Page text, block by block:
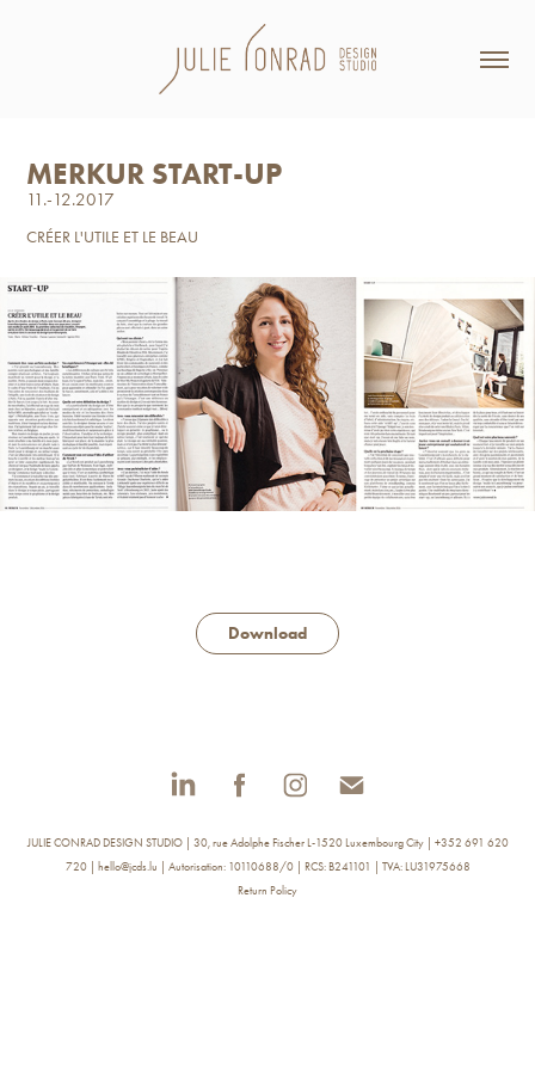
MERKUR START-UP
11.-12.2017
CRÉER L'UTILE ET LE BEAU
Download
JULIE CONRAD DESIGN STUDIO | 30, rue Adolphe Fischer L-1520 Luxembourg City | +352 691 620
720 | hello@jcds.lu | Autorisation: 10110688/0 | RCS: B241101 | TVA: LU31975668
Return Policy